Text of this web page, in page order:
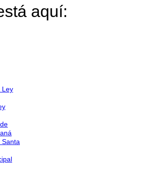
aquí:
Santa